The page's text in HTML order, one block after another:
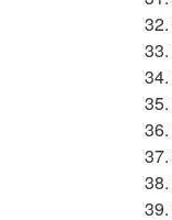
32.
33.
34.
35.
36.
37.
38.
39.